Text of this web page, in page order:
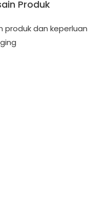
Produk
produk dan keperluan